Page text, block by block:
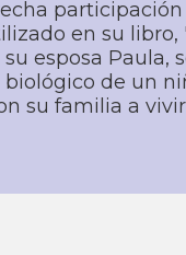
en su libro,
esposa Paula,
de un
su familia a